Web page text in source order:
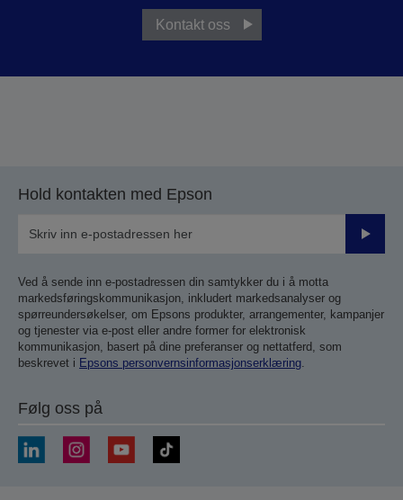
Kontakt oss
Hold kontakten med Epson
Send
Ved å sende inn e-postadressen din samtykker du i å motta
markedsføringskommunikasjon, inkludert markedsanalyser og
spørreundersøkelser, om Epsons produkter, arrangementer, kampanjer
og tjenester via e-post eller andre former for elektronisk
kommunikasjon, basert på dine preferanser og nettatferd, som
beskrevet i Epsons personvernsinformasjonserklæring
Følg oss på